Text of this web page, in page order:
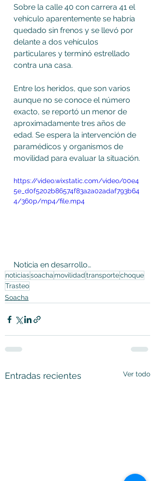
Sobre la calle 40 con carrera 41 el
vehículo aparentemente se habría
quedado sin frenos y se llevó por
delante a dos vehículos
particulares y terminó estrellado
contra una casa.
Entre los heridos, que son varios
aunque no se conoce el número
exacto, se reportó un menor de
aproximadamente tres años de
edad. Se espera la intervención de
paramédicos y organismos de
movilidad para evaluar la situación.
https://video.wixstatic.com/video/00e4
5e_d0f5202b86574f83a2a02adaf793b64
4/360p/mp4/file.mp4
Noticia en desarrollo…
noticiassoacha movilidadtransportechoque
Trasteo
Soacha
Entradas recientes Ver todo